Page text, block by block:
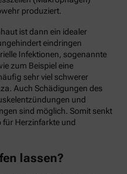
produziert.
ist dann ein idealer
eindringen
Infektionen, sogenannte
zum Beispiel eine
sehr viel schwerer
Auch Schädigungen des
und
sind möglich. Somit senkt
für Herzinfarkte und
lassen?